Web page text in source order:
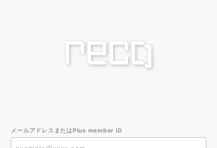
メールアドレスまたはPlus member ID